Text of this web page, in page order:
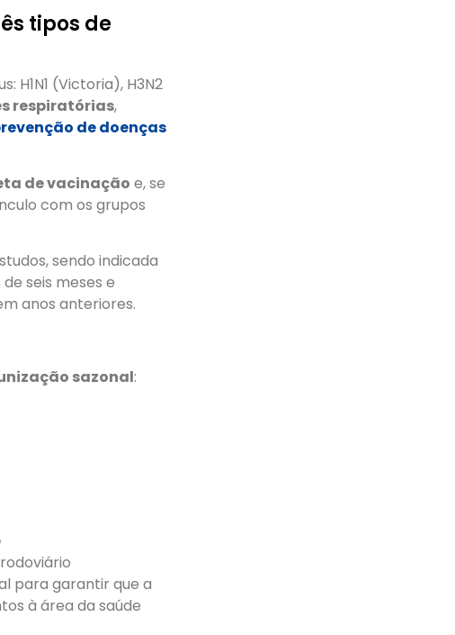
tipos de
H1N1 (Victoria), H3N2
respiratórias,
de doenças
de vacinação e, se
com os grupos
sendo indicada
seis meses e
anos anteriores.
sazonal:
para garantir que a
à área da saúde